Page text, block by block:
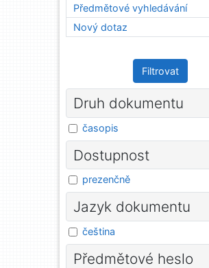
Předmětové vyhledávání
Nový dotaz
Filtrovat
Druh dokumentu
časopis
Dostupnost
prezenčně
Jazyk dokumentu
čeština
Předmětové heslo